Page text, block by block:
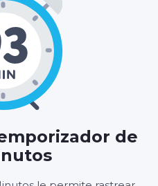
de
SEGUNDOS